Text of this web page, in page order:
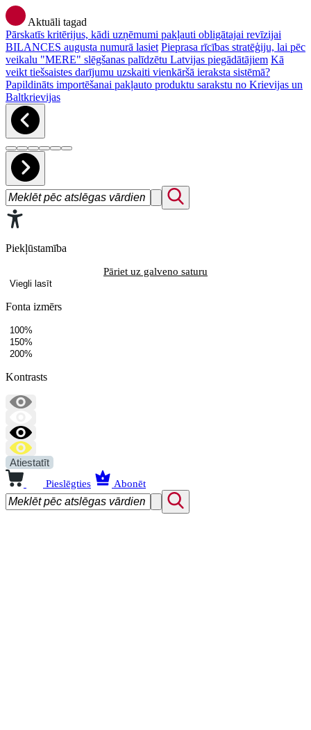
Aktuāli tagad
Pārskatīs kritērijus, kādi uzņēmumi pakļauti obligātajai revīzijai
BILANCES augusta numurā lasiet Pieprasa rīcības stratēģiju, lai pēc
veikalu "MERE" slēgšanas palīdzētu Latvijas piegādātājiem Kā
veikt tiešsaistes darījumu uzskaiti vienkāršā ieraksta sistēmā?
Papildināts importēšanai pakļauto produktu sarakstu no Krievijas un
Baltkrievijas
Piekļūstamība
Pāriet uz galveno saturu
Viegli lasīt
Fonta izmērs
100%
150%
200%
Kontrasts
Atiestatīt
Pieslēgties Abonēt